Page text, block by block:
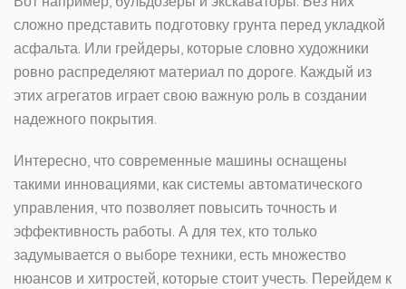
сложно представить подготовку грунта перед укладкой
асфальта. Или грейдеры, которые словно художники
ровно распределяют материал по дороге. Каждый из
этих агрегатов играет свою важную роль в создании
надежного покрытия.
Интересно, что современные машины оснащены
такими инновациями, как системы автоматического
управления, что позволяет повысить точность и
эффективность работы. А для тех, кто только
задумывается о выборе техники, есть множество
нюансов и хитростей, которые стоит учесть. Перейдем к